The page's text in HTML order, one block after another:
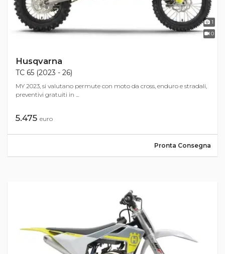
1
0
Husqvarna
TC 65 (2023 - 26)
MY 2023, si valutano permute con moto da cross, enduro e stradali,
preventivi gratuiti in ...
5.475 euro
Pronta Consegna